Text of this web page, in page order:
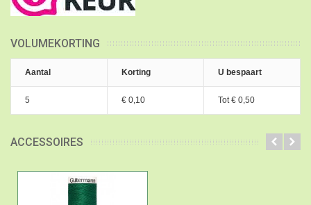
VOLUMEKORTING
Aantal Korting U bespaart
5 € 0,10 Tot€ 0,50
ACCESSOIRES